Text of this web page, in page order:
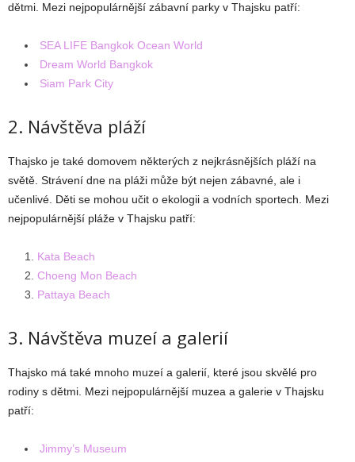
dětmi. Mezi nejpopulárnější zábavní parky v Thajsku patří:
SEA LIFE Bangkok Ocean World
Dream World Bangkok
Siam Park City
2. Návštěva pláží
Thajsko je také domovem některých z nejkrásnějších pláží na
světě. Strávení dne na pláži může být nejen zábavné, ale i
učenlivé. Děti se mohou učit o ekologii a vodních sportech. Mezi
nejpopulárnější pláže v Thajsku patří:
Kata Beach
Choeng Mon Beach
Pattaya Beach
3. Návštěva muzeí a galerií
Thajsko má také mnoho muzeí a galerií, které jsou skvělé pro
rodiny s dětmi. Mezi nejpopulárnější muzea a galerie v Thajsku
patří:
Jimmy’s Museum